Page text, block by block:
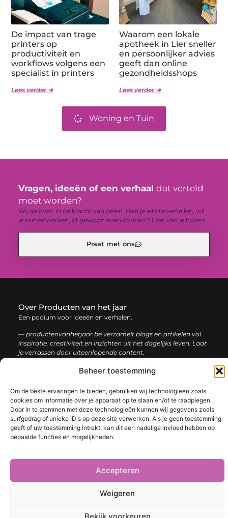
Beheer toestemming
Om de beste ervaringen te bieden, gebruiken wij technologieën zoals
cookies om informatie over je apparaat op te slaan en/of te raadplegen.
Door in te stemmen met deze technologieën kunnen wij gegevens zoals
surfgedrag of unieke ID's op deze site verwerken. Als je geen toestemming
geeft of uw toestemming intrekt, kan dit een nadelige invloed hebben op
bepaalde functies en mogelijkheden.
Accepteren
Weigeren
Bekijk voorkeuren
De impact van trage
printers op
productiviteit en
workflows volgens een
specialist in printers
Lees verder ➜
Waarom een lokale
apotheek in Lier sneller
en persoonlijker advies
geeft dan online
gezondheidsshops
Lees verder ➜
Woning en Tuin
Vragen, ideeën of een verhaal dat verteld
moet worden?
Wij geloven in de kracht van delen. Heb je iets te vertellen, wil
je samenwerken, of gewoon even contact? Laat van je horen!
Praat met ons
Over Producten van het jaar
Een podium voor ideeën en verhalen.
— productenvanhetjaar.be verzamelt blogs en artikelen vol
inspiratie, creativiteit en inzichten uit het dagelijks leven. Laat
je verrassen door uiteenlopende content.
informatie